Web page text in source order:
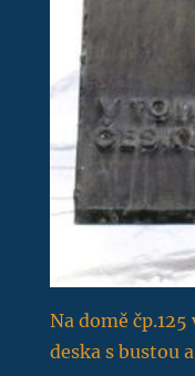
Na domě
deska s bustou